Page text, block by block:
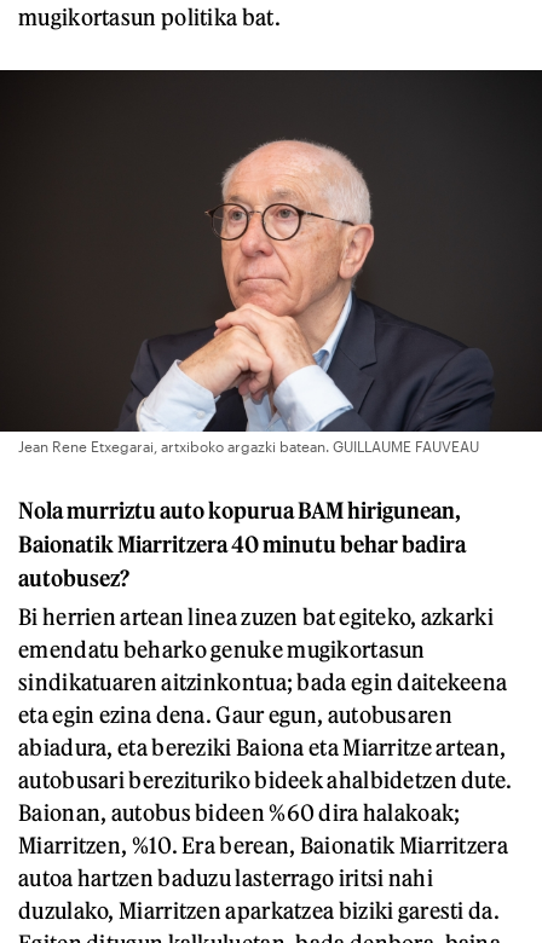
mugikortasun politika bat.
Jean Rene Etxegarai, artxiboko argazki batean. GUILLAUME FAUVEAU
Nola murriztu auto kopurua BAM hirigunean,
Baionatik Miarritzera 40 minutu behar badira
autobusez?
Bi herrien artean linea zuzen bat egiteko, azkarki
emendatu beharko genuke mugikortasun
sindikatuaren aitzinkontua; bada egin daitekeena
eta egin ezina dena. Gaur egun, autobusaren
abiadura, eta bereziki Baiona eta Miarritze artean,
autobusari berezituriko bideek ahalbidetzen dute.
Baionan, autobus bideen %60 dira halakoak;
Miarritzen, %10. Era berean, Baionatik Miarritzera
autoa hartzen baduzu lasterrago iritsi nahi
duzulako, Miarritzen aparkatzea biziki garesti da.